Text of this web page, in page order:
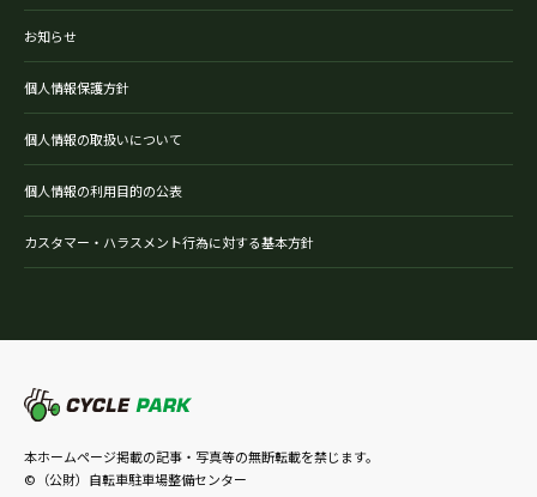
お知らせ
個人情報保護方針
個人情報の取扱いについて
個人情報の利用目的の公表
カスタマー・ハラスメント行為に対する基本方針
本ホームページ掲載の記事・写真等の無断転載を禁じます。
©（公財）自転車駐車場整備センター